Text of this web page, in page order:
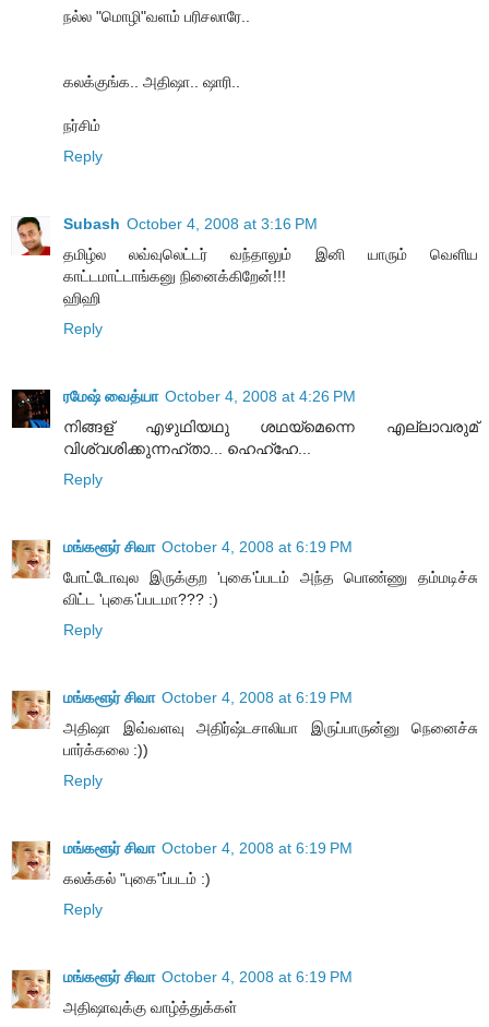
நல்ல "மொழி"வளம் பரிசலாரே..
கலக்குங்க.. அதிஷா.. ஷாரி..
நர்சிம்
Reply
Subash October 4, 2008 at 3:16 PM
தமிழ்ல லவ்வுலெட்டர் வந்தாலும் இனி யாரும் வெளிய
காட்டமாட்டாங்கனு நினைக்கிறேன்!!!
ஹிஹி
Reply
ரமேஷ் வைத்யா October 4, 2008 at 4:26 PM
നിങ്ങള് എഴുഥിയഥു ശഥയ്മെന്നെ എല്ലാവരുമ്
വിശ്വശിക്കുന്നഹ്താ... ഹെഹ്ഹേ...
Reply
மங்களூர் சிவா October 4, 2008 at 6:19 PM
போட்டோவுல இருக்குற 'புகை'ப்படம் அந்த பொண்ணு தம்மடிச்சு
விட்ட 'புகை'ப்படமா??? :)
Reply
மங்களூர் சிவா October 4, 2008 at 6:19 PM
அதிஷா இவ்வளவு அதிர்ஷ்டசாலியா இருப்பாருன்னு நெனைச்சு
பார்க்கலை :))
Reply
மங்களூர் சிவா October 4, 2008 at 6:19 PM
கலக்கல் "புகை"ப்படம் :)
Reply
மங்களூர் சிவா October 4, 2008 at 6:19 PM
அதிஷாவுக்கு வாழ்த்துக்கள்